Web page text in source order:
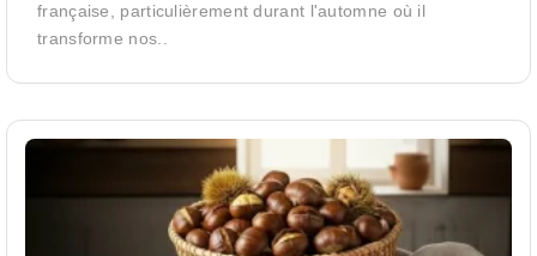
française, particulièrement durant l'automne où il
transforme nos..